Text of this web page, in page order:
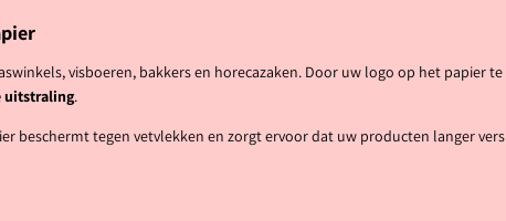
visboeren, bakkers en horecazaken. Door uw logo op het papier te
uitstraling.
beschermt tegen vetvlekken en zorgt ervoor dat uw producten langer vers